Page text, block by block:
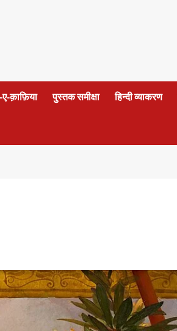
क़ाफ़िया पुस्तक समीक्षा हिन्दी व्याकरण